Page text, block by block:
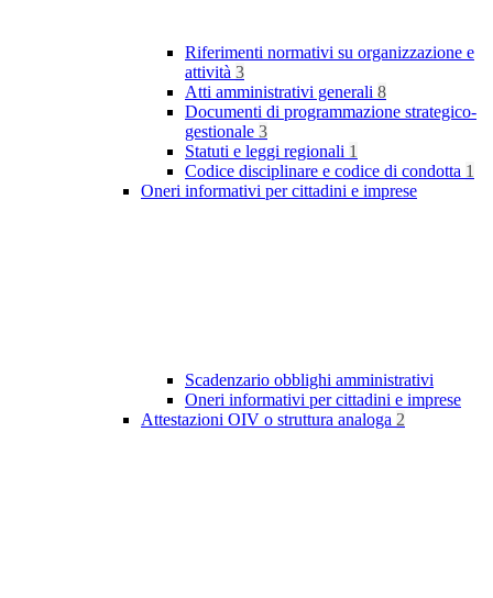
Riferimenti normativi su organizzazione e
attività 3
Atti amministrativi generali 8
Documenti di programmazione strategico-
gestionale 3
Statuti e leggi regionali 1
Codice disciplinare e codice di condotta 1
Oneri informativi per cittadini e imprese
Scadenzario obblighi amministrativi
Oneri informativi per cittadini e imprese
Attestazioni OIV o struttura analoga 2